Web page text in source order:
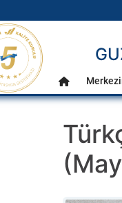
Anasayfa